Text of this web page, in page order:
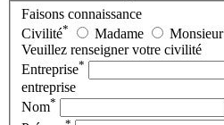
Faisons connaissance
Civilité* Madame
Monsieur
Veuillez renseigner votre civilité
Entreprise*
entreprise
Nom*